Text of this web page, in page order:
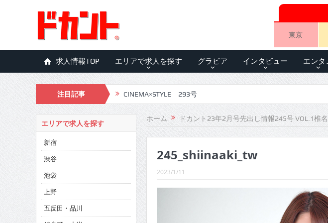
東京
求人情報TOP エリアで求人を探す グラビア インタビュー エンタ
注目記事 CINEMA×STYLE 293号
CINEMA×STYLE 292号
CINEMA×STYLE 291号
CINEMA×STYLE 290号
CINEMA×STYLE 289号
CINEMA×STYLE 288号
ホーム ドカント23年2月号先出し情報245号 VOL.1椎
245_shiinaaki_tw
2023/1/11
エリアで求人を探す
新宿
渋谷
池袋
上野
五反田・品川